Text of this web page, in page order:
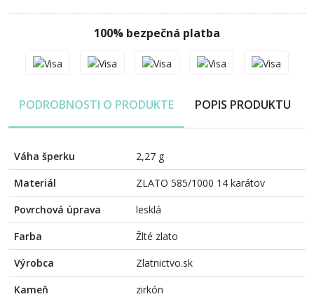
100% bezpečná platba
PODROBNOSTI O PRODUKTE POPIS PRODUKTU
Váha šperku
2,27 g
Materiál
ZLATO 585/1000 14 karátov
Povrchová úprava
lesklá
Farba
Žlté zlato
Výrobca
Zlatnictvo.sk
Kameň
zirkón